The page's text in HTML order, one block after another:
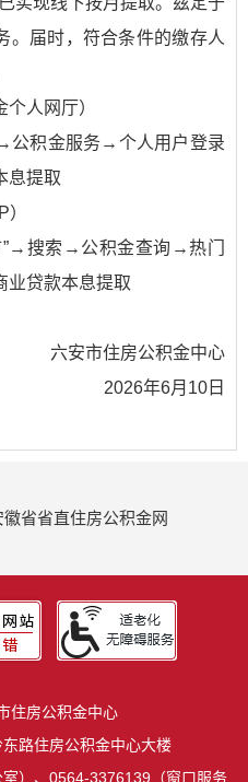
。届时，符合条件的缴存人
人网厅）
公积金服务→个人用户登录
息提取
搜索→公积金查询→热门
贷款本息提取
六安市住房公积金中心
2026年6月10日
徽省省直住房公积金网
住房公积金中心
路住房公积金中心大楼
）、0564-3376139（窗口服务